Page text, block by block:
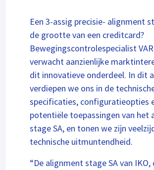
Een 3-assig precisie- alignment
de grootte van een creditcard?
Bewegingscontrolespecialist
verwacht aanzienlijke
dit innovatieve onderdeel. In dit
verdiepen we ons in de
specificaties, configuratieopties
potentiële toepassingen van het
stage SA, en tonen we zijn
technische uitmuntendheid.
“De alignment stage SA van